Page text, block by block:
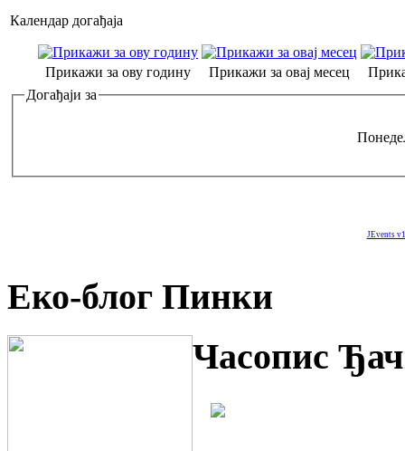
Календар догађаја
Прикажи за ову годину Прикажи за овај месец
Догађаји за
JEvents
Еко-блог Пинки
Часопис